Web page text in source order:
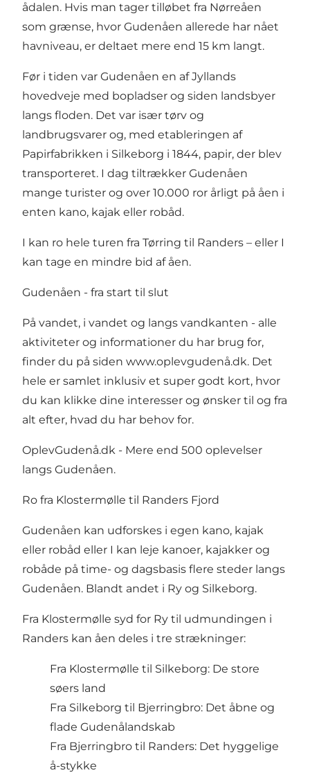
ådalen. Hvis man tager tilløbet fra Nørreåen
som grænse, hvor Gudenåen allerede har nået
havniveau, er deltaet mere end 15 km langt.
Før i tiden var Gudenåen en af Jyllands
hovedveje med bopladser og siden landsbyer
langs floden. Det var især tørv og
landbrugsvarer og, med etableringen af
Papirfabrikken i Silkeborg i 1844, papir, der blev
transporteret. I dag tiltrækker Gudenåen
mange turister og over 10.000 ror årligt på åen i
enten kano, kajak eller robåd.
I kan ro hele turen fra Tørring til Randers – eller I
kan tage en mindre bid af åen.
Gudenåen - fra start til slut
På vandet, i vandet og langs vandkanten - alle
aktiviteter og informationer du har brug for,
finder du på siden www.oplevgudenå.dk. Det
hele er samlet inklusiv et super godt kort, hvor
du kan klikke dine interesser og ønsker til og fra
alt efter, hvad du har behov for.
OplevGudenå.dk - Mere end 500 oplevelser
langs Gudenåen.
Ro fra Klostermølle til Randers Fjord
Gudenåen kan udforskes i egen kano, kajak
eller robåd eller I kan leje kanoer, kajakker og
robåde på time- og dagsbasis flere steder langs
Gudenåen. Blandt andet i Ry og Silkeborg.
Fra Klostermølle syd for Ry til udmundingen i
Randers kan åen deles i tre strækninger:
Fra Klostermølle til Silkeborg: De store
søers land
Fra Silkeborg til Bjerringbro: Det åbne og
flade Gudenålandskab
Fra Bjerringbro til Randers: Det hyggelige
å-stykke